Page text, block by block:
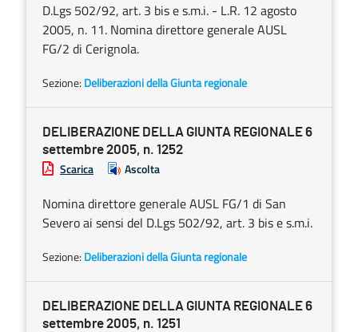
D.Lgs 502/92, art. 3 bis e s.m.i. - L.R. 12 agosto
2005, n. 11. Nomina direttore generale AUSL
FG/2 di Cerignola.
Sezione: Deliberazioni della Giunta regionale
DELIBERAZIONE DELLA GIUNTA REGIONALE 6
settembre 2005, n. 1252
Scarica Ascolta
Nomina direttore generale AUSL FG/1 di San
Severo ai sensi del D.Lgs 502/92, art. 3 bis e s.m.i.
Sezione: Deliberazioni della Giunta regionale
DELIBERAZIONE DELLA GIUNTA REGIONALE 6
settembre 2005, n. 1251